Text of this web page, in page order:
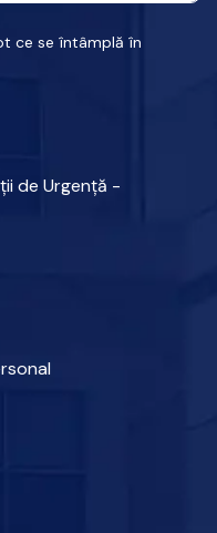
ce se întâmplă în
de Urgență -